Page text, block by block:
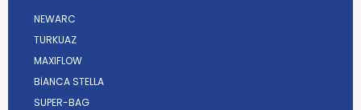
NEWARC
TURKUAZ
MAXIFLOW
BİANCA STELLA
SUPER-BAG